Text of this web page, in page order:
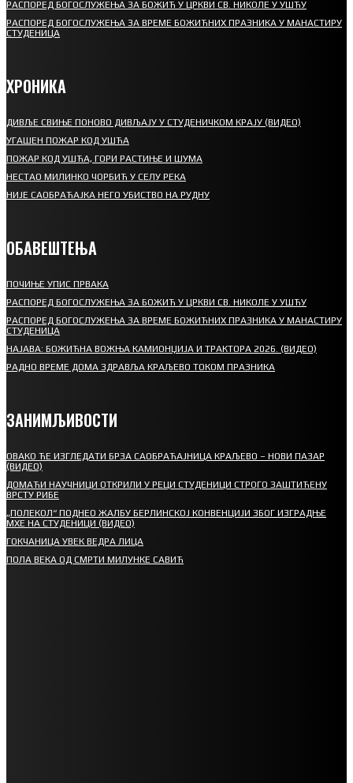
РАСПОРЕД БОГОСЛУЖЕЊА ЗА БОЖИЋ У ЦРКВИ СВ. НИКОЛЕ У УШЋУ
РАСПОРЕД БОГОСЛУЖЕЊА ЗА ВРЕМЕ БОЖИЋНИХ ПРАЗНИКА У МАНАСТИРУ
СТУДЕНИЦА
ХРОНИКА
ДИВЉЕ СВИЊЕ ПОНОВО ДИВЉАЈУ У СТУДЕНИЧКОМ КРАЈУ (ВИДЕО)
УГАШЕН ПОЖАР КОД УШЋА
ПОЖАР КОД УШЋА, ГОРИ РАСТИЊЕ И ШУМА
НЕСТАО МИЛИНКО ЧОРБИЋ У СЕЛУ РЕКА
НИЈЕ САОБРАЋАЈКА НЕГО УБИСТВО НА РУДНУ
ОБАВЕШТЕЊА
ПОЧИЊЕ УПИС ПРВАКА
РАСПОРЕД БОГОСЛУЖЕЊА ЗА БОЖИЋ У ЦРКВИ СВ. НИКОЛЕ У УШЋУ
РАСПОРЕД БОГОСЛУЖЕЊА ЗА ВРЕМЕ БОЖИЋНИХ ПРАЗНИКА У МАНАСТИРУ
СТУДЕНИЦА
НАЈАВА: БОЖИЋНА ВОЖЊА КАМИОНЏИЈА И ТРАКТОРА 2026. (ВИДЕО)
РАДНО ВРЕМЕ ДОМА ЗДРАВЉА КРАЉЕВО ТОКОМ ПРАЗНИКА
ЗАНИМЉИВОСТИ
ОВАКО ЋЕ ИЗГЛЕДАТИ БРЗА САОБРАЋАЈНИЦА КРАЉЕВО – НОВИ ПАЗАР
(ВИДЕО)
ДОМАЋИ НАУЧНИЦИ ОТКРИЛИ У РЕЦИ СТУДЕНИЦИ СТРОГО ЗАШТИЋЕНУ
ВРСТУ РИБЕ
„ПОЛЕКОЛ“ ПОДНЕО ЖАЛБУ БЕРЛИНСКОЈ КОНВЕНЦИЈИ ЗБОГ ИЗГРАДЊЕ
МХЕ НА СТУДЕНИЦИ (ВИДЕО)
ГОКЧАНИЦА УВЕК ВЕДРА ЛИЦА
ПОЛА ВЕКА ОД СМРТИ МИЛУНКЕ САВИЋ